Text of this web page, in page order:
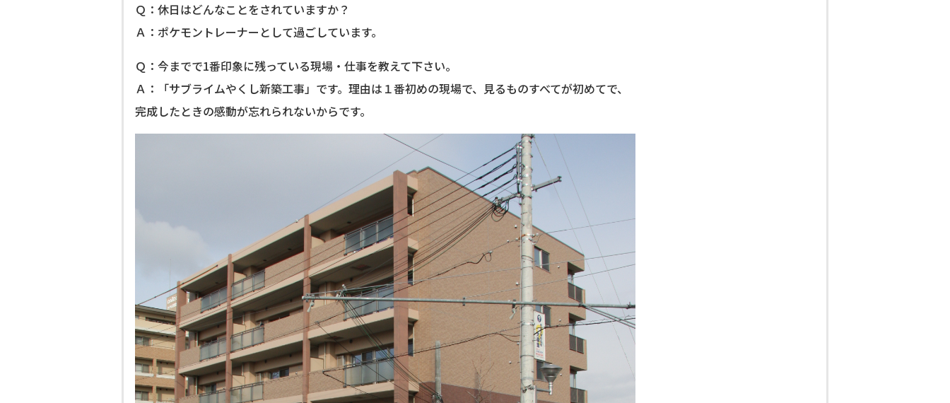
Ｑ：休日はどんなことをされていますか？
Ａ：ポケモントレーナーとして過ごしています。
Ｑ：今までで1番印象に残っている現場・仕事を教えて下さい。
Ａ：「サブライムやくし新築工事」です。理由は１番初めの現場で、見るものすべてが初めてで、
完成したときの感動が忘れられないからです。